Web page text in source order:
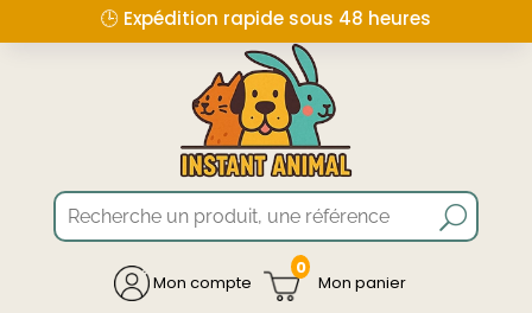
🕒 Expédition rapide sous 48 heures
Mon compte
0